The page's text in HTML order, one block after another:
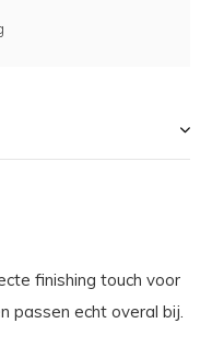
finishing touch voor
passen echt overal bij.